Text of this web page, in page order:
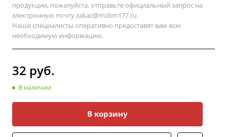
продукции, пожалуйста, отправьте официальный запрос на
электронную почтуzakaz@mzbm177.ru
Наши специалисты оперативно предоставят вам всю
необходимую информацию.
32 руб.
В наличии
В корзину